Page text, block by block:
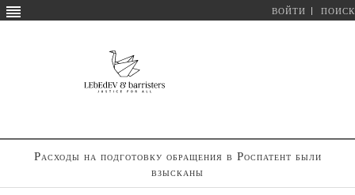
ВОЙТИ ПОИСК
Расходы на подготовку обращения в Роспатент были
взысканы